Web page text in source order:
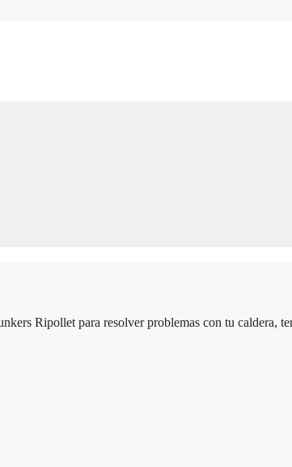
Ripollet para resolver problemas con tu caldera,